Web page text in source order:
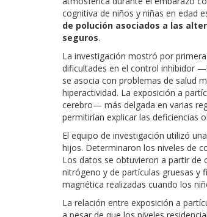
cognitiva de niños y niñas en edad
de polución asociados a las
seguros.
La investigación mostró por
dificultades en el control inhibidor
se asocia con problemas de salud
hiperactividad. La exposición a
cerebro— más delgada en varias
permitirían explicar las deficiencias
El equipo de investigación utilizó
hijos. Determinaron los niveles de
Los datos se obtuvieron a partir de
nitrógeno y de partículas gruesas y
magnética realizadas cuando los
La relación entre exposición a
a pesar de que los niveles